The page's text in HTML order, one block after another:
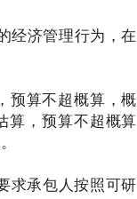
经济管理行为，在
预算不超概算，概
算，预算不超概算
求承包人按照可研